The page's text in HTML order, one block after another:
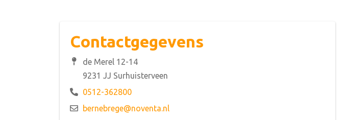
Contactgegevens
de Merel 12-14
9231 JJ Surhuisterveen
0512-362800
bernebrege@noventa.nl